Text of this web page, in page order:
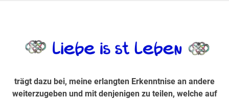
Suche sind, egal in welchen Bereichen.
trägt dazu bei, meine erlangten Erkenntnise an andere
weiterzugeben und mit denjenigen zu teilen, welche auf